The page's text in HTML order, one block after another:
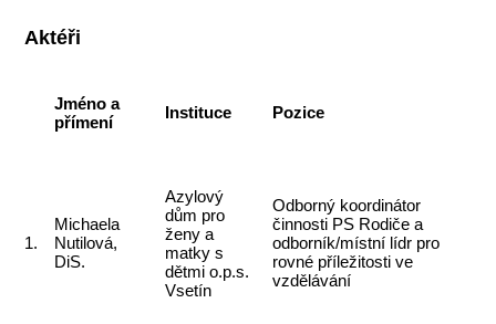
Aktéři
Jméno a
přímení
Instituce Pozice
1.
Michaela
Nutilová,
DiS.
Azylový
dům pro
ženy a
matky s
dětmi o.p.s.
Vsetín
Odborný koordinátor
činnosti PS Rodiče a
odborník/místní lídr pro
rovné příležitosti ve
vzdělávání